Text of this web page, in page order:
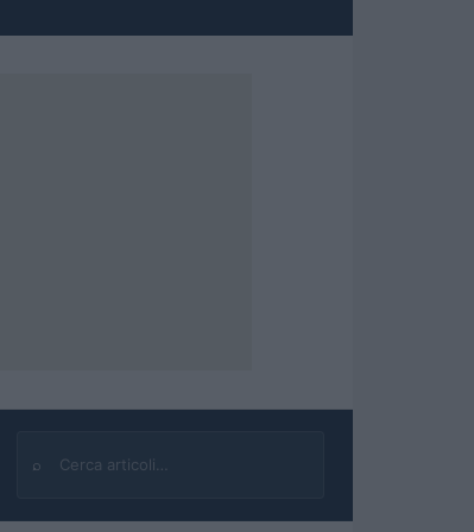
⌕
Cerca